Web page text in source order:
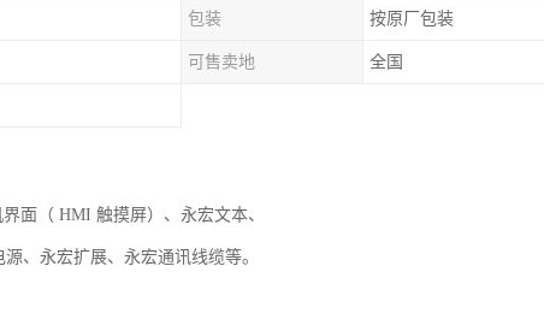
包装 按原厂包装
可售卖地 全国
（ HMI 触摸屏）、永宏文本、
永宏扩展、永宏通讯线缆等。